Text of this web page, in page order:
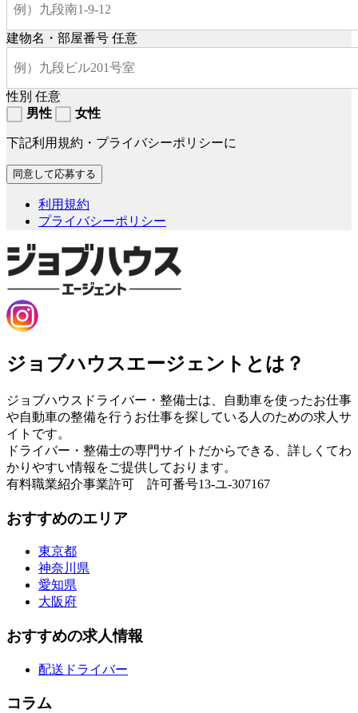
建物名・部屋番号 任意
性別 任意
男性
女性
下記利用規約・プライバシーポリシーに
利用規約
プライバシーポリシー
ジョブハウスエージェントとは？
ジョブハウスドライバー・整備士は、自動車を使ったお仕事
や自動車の整備を行うお仕事を探している人のための求人サ
イトです。
ドライバー・整備士の専門サイトだからできる、詳しくてわ
かりやすい情報をご提供しております。
有料職業紹介事業許可 許可番号13-ユ-307167
おすすめのエリア
東京都
神奈川県
愛知県
大阪府
おすすめの求人情報
配送ドライバー
コラム